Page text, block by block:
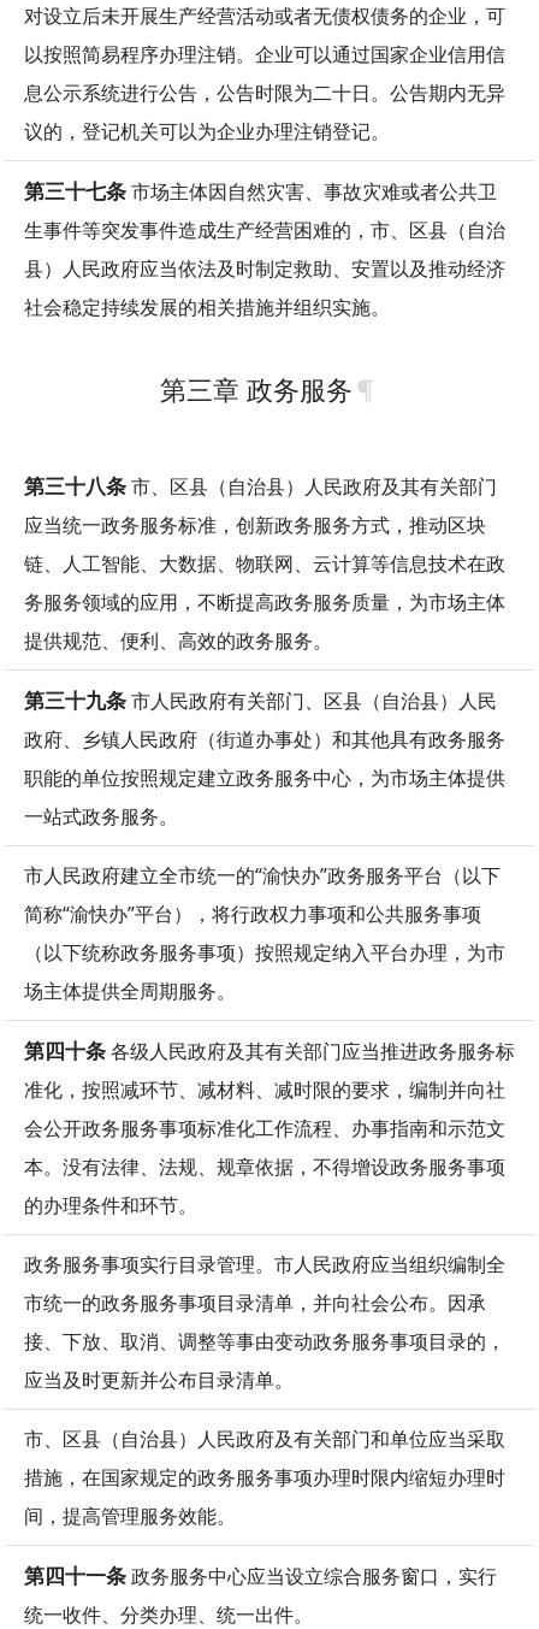
对设立后未开展生产经营活动或者无债权债务的企业，可
以按照简易程序办理注销。企业可以通过国家企业信用信
息公示系统进行公告，公告时限为二十日。公告期内无异
议的，登记机关可以为企业办理注销登记。
第三十七条市场主体因自然灾害、事故灾难或者公共卫
生事件等突发事件造成生产经营困难的，市、区县（自治
县）人民政府应当依法及时制定救助、安置以及推动经济
社会稳定持续发展的相关措施并组织实施。
第三章 政务服务
第三十八条市、区县（自治县）人民政府及其有关部门
应当统一政务服务标准，创新政务服务方式，推动区块
链、人工智能、大数据、物联网、云计算等信息技术在政
务服务领域的应用，不断提高政务服务质量，为市场主体
提供规范、便利、高效的政务服务。
第三十九条市人民政府有关部门、区县（自治县）人民
政府、乡镇人民政府（街道办事处）和其他具有政务服务
职能的单位按照规定建立政务服务中心，为市场主体提供
一站式政务服务。
市人民政府建立全市统一的“渝快办”政务服务平台（以下
简称“渝快办”平台），将行政权力事项和公共服务事项
（以下统称政务服务事项）按照规定纳入平台办理，为市
场主体提供全周期服务。
第四十条各级人民政府及其有关部门应当推进政务服务标
准化，按照减环节、减材料、减时限的要求，编制并向社
会公开政务服务事项标准化工作流程、办事指南和示范文
本。没有法律、法规、规章依据，不得增设政务服务事项
的办理条件和环节。
政务服务事项实行目录管理。市人民政府应当组织编制全
市统一的政务服务事项目录清单，并向社会公布。因承
接、下放、取消、调整等事由变动政务服务事项目录的，
应当及时更新并公布目录清单。
市、区县（自治县）人民政府及有关部门和单位应当采取
措施，在国家规定的政务服务事项办理时限内缩短办理时
间，提高管理服务效能。
第四十一条政务服务中心应当设立综合服务窗口，实行
统一收件、分类办理、统一出件。